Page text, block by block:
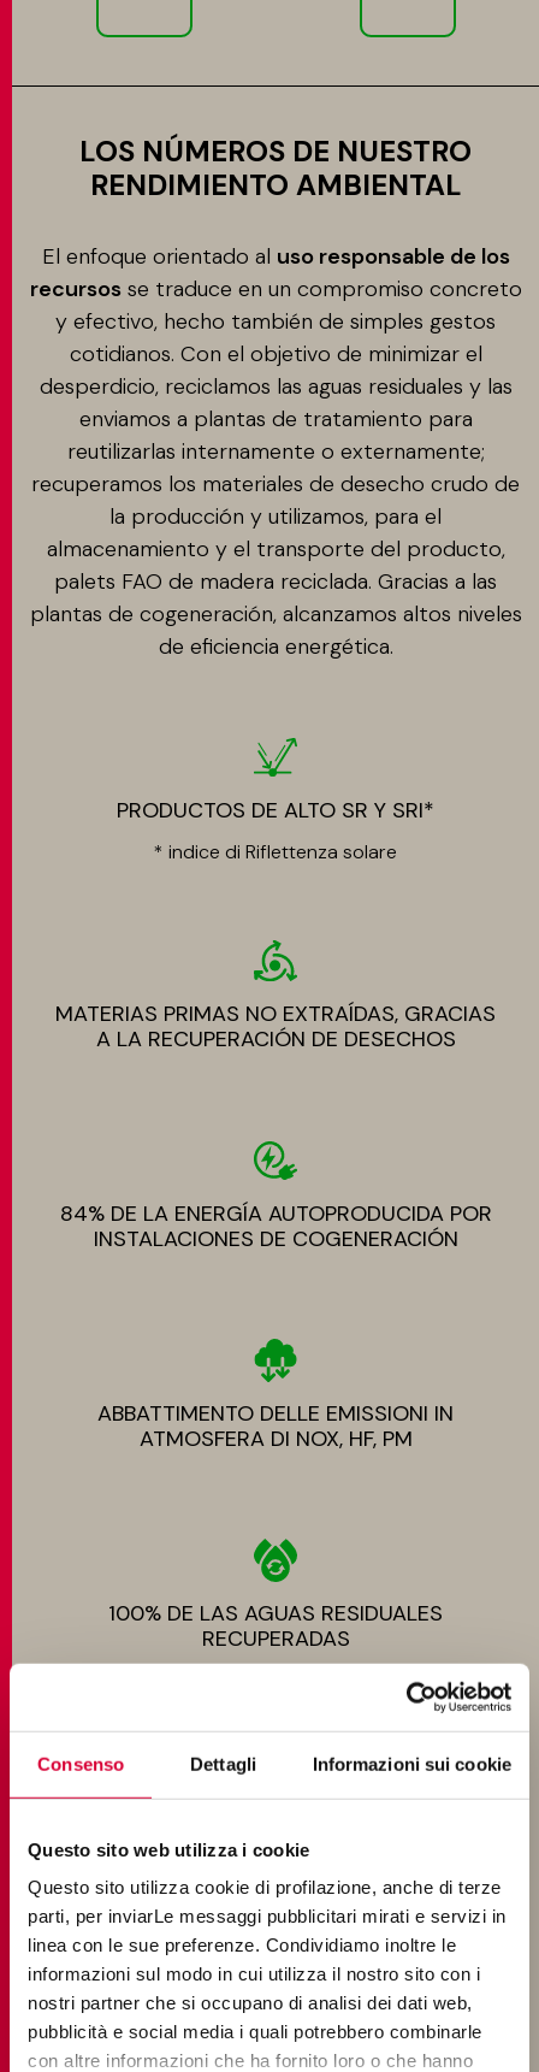
Consenso Dettagli Informazioni sui cookie
Questo sito web utilizza i cookie
Questo sito utilizza cookie di profilazione, anche di terze
parti, per inviarLe messaggi pubblicitari mirati e servizi in
linea con le sue preferenze. Condividiamo inoltre le
informazioni sul modo in cui utilizza il nostro sito con i
nostri partner che si occupano di analisi dei dati web,
pubblicità e social media i quali potrebbero combinarle
con altre informazioni che ha fornito loro o che hanno
LOS NÚMEROS DE NUESTRO
RENDIMIENTO AMBIENTAL
El enfoque orientado al uso responsable de los
recursosse traduce en un compromiso concreto
y efectivo, hecho también de simples gestos
cotidianos. Con el objetivo de minimizar el
desperdicio, reciclamos las aguas residuales y las
enviamos a plantas de tratamiento para
reutilizarlas internamente o externamente;
recuperamos los materiales de desecho crudo de
la producción y utilizamos, para el
almacenamiento y el transporte del producto,
palets FAO de madera reciclada. Gracias a las
plantas de cogeneración, alcanzamos altos niveles
de eficiencia energética.
PRODUCTOS DE ALTO SR Y SRI*
* indice di Riflettenza solare
MATERIAS PRIMAS NO EXTRAÍDAS, GRACIAS
A LA RECUPERACIÓN DE DESECHOS
84% DE LA ENERGÍA AUTOPRODUCIDA POR
INSTALACIONES DE COGENERACIÓN
ABBATTIMENTO DELLE EMISSIONI IN
ATMOSFERA DI NOX, HF, PM
100% DE LAS AGUAS RESIDUALES
RECUPERADAS
MATERIAL RECICLADO
100% DE LOS DESECHOS SIN COCER
RECUPERADOS